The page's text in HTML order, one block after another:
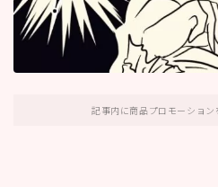
記事内に商品プロモーショ